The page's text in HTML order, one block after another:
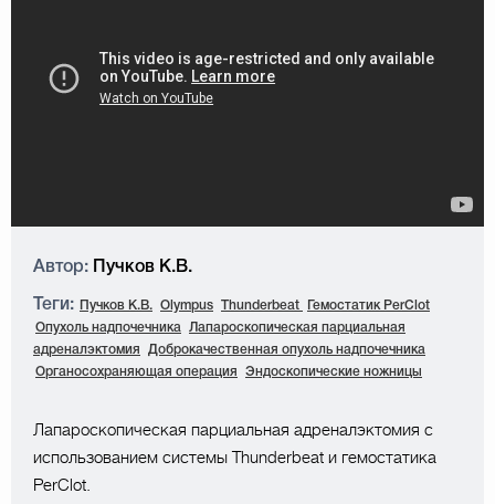
Автор: Пучков К.В.
Теги: Пучков К.В. Olympus Thunderbeat
Гемостатик PerClot
Опухоль надпочечника
Лапароскопическая парциальная
адреналэктомия
Доброкачественная опухоль надпочечника
Органосохраняющая операция
Эндоскопические ножницы
Лапароскопическая парциальная адреналэктомия с
использованием системы Thunderbeat и гемостатика
PerClot.